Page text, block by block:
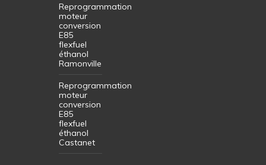
Reprogrammation
moteur
conversion
E85
flexfuel
éthanol
Ramonville
Reprogrammation
moteur
conversion
E85
flexfuel
éthanol
Castanet